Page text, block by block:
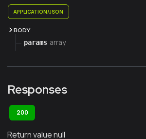
APPLICATION/JSON
BODY
params array
Responses
200
Return value null